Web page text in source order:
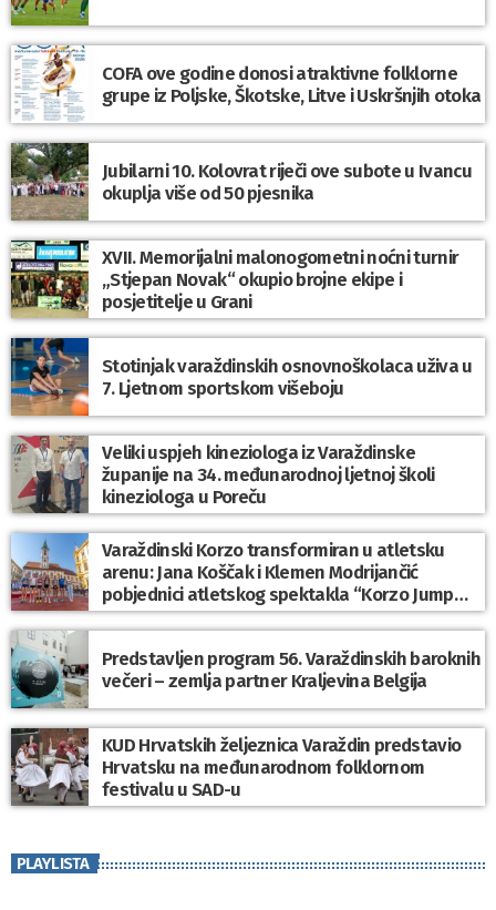
COFA ove godine donosi atraktivne folklorne
grupe iz Poljske, Škotske, Litve i Uskršnjih otoka
Jubilarni 10. Kolovrat riječi ove subote u Ivancu
okuplja više od 50 pjesnika
XVII. Memorijalni malonogometni noćni turnir
„Stjepan Novak“ okupio brojne ekipe i
posjetitelje u Grani
Stotinjak varaždinskih osnovnoškolaca uživa u
7. Ljetnom sportskom višeboju
Veliki uspjeh kineziologa iz Varaždinske
županije na 34. međunarodnoj ljetnoj školi
kineziologa u Poreču
Varaždinski Korzo transformiran u atletsku
arenu: Jana Koščak i Klemen Modrijančić
pobjednici atletskog spektakla “Korzo Jump
2026”
Predstavljen program 56. Varaždinskih baroknih
večeri – zemlja partner Kraljevina Belgija
KUD Hrvatskih željeznica Varaždin predstavio
Hrvatsku na međunarodnom folklornom
festivalu u SAD-u
PLAYLISTA